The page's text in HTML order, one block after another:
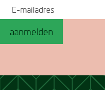
aanmelden